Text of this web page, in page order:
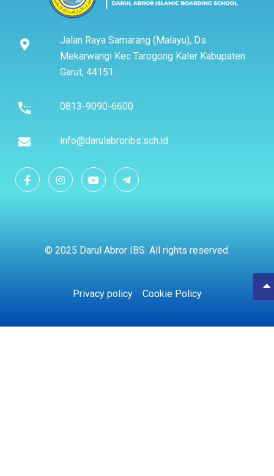
Jalan Raya Samarang (Malayu), Ds
Mekarwangi Kec Tarogong Kaler Kabupaten
Garut, 44151
0813-9090-6600
info@darulabroribs.sch.id
© 2025 Darul Abror IBS. All rights reserved.
Privacy policy Cookie Policy